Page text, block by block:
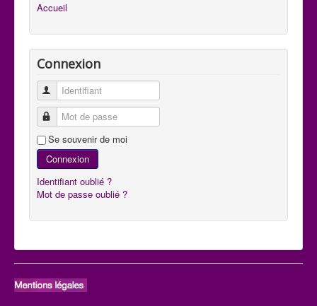
Accueil
Connexion
Identifiant
Mot de passe
Se souvenir de moi
Connexion
Identifiant oublié ?
Mot de passe oublié ?